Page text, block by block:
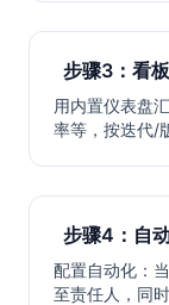
步骤3：看
用内置仪表盘
率等，按迭代/
步骤4：自
配置自动化：
至责任人，同